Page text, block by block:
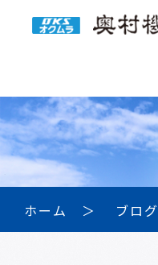
ホーム ブログ